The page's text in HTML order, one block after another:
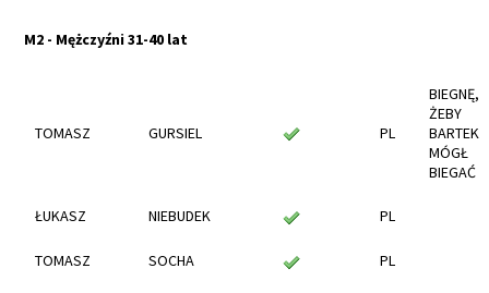
M2 - Mężczyźni 31-40 lat
TOMASZ GURSIEL PL
BIEGNĘ,
ŻEBY
BARTEK
MÓGŁ
BIEGAĆ
ŁUKASZ NIEBUDEK PL
TOMASZ SOCHA PL